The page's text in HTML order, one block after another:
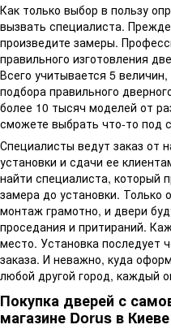
Как только выбор в пользу
вызвать специалиста.
произведите замеры.
правильного изготовления
Всего учитывается 5
подбора правильного
более 10 тысяч моделей от
сможете выбрать что-то под
Специалисты ведут заказ от
установки и сдачи ее
найти специалиста, который
замера до установки. Только
монтаж грамотно, и двери
проседания и притираний.
место. Установка последует
заказа. И неважно, куда
любой другой город, каждый
Покупка дверей с
магазине Dorus в Киеве